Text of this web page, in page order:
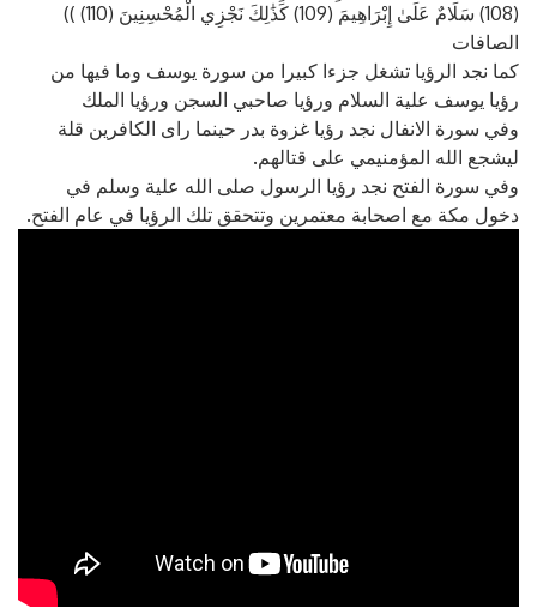
(108) سَلَامٌ عَلَىٰ إِبْرَاهِيمَ (109) كَذَٰلِكَ نَجْزِي الْمُحْسِنِينَ (110) ))
الصافات
كما نجد الرؤيا تشغل جزءا كبيرا من سورة يوسف وما فيها من
رؤيا يوسف علية السلام ورؤيا صاحبي السجن ورؤيا الملك
وفي سورة الانفال نجد رؤيا غزوة بدر حينما راى الكافرين قلة
ليشجع الله المؤمنيمي على قتالهم.
وفي سورة الفتح نجد رؤيا الرسول صلى الله علية وسلم في
دخول مكة مع اصحابة معتمرين وتتحقق تلك الرؤيا في عام الفتح.